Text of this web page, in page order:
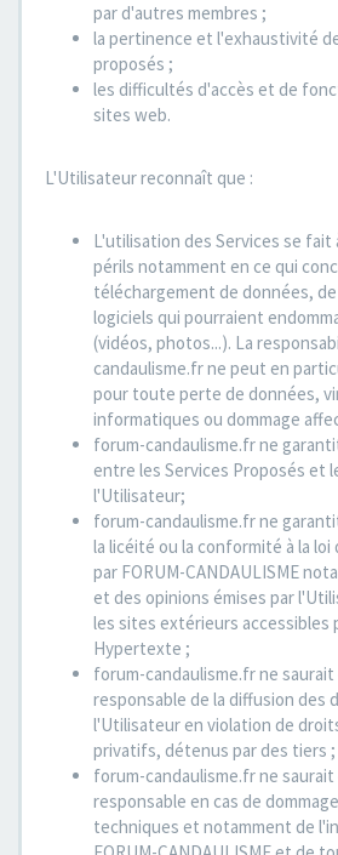
par d'autres membres ;
la pertinence et l'exhaustivité
proposés ;
les difficultés d'accès et de
sites web.
L'Utilisateur reconnaît que :
L'utilisation des Services se fait
périls notamment en ce qui
téléchargement de données,
logiciels qui pourraient
(vidéos, photos...). La
candaulisme.fr ne peut en
pour toute perte de données,
informatiques ou dommage
forum-candaulisme.fr ne
entre les Services Proposés et
l'Utilisateur;
forum-candaulisme.fr ne
la licéité ou la conformité à la
par FORUM-CANDAULISME
et des opinions émises par
les sites extérieurs accessibles
Hypertexte ;
forum-candaulisme.fr ne
responsable de la diffusion des
l'Utilisateur en violation de
privatifs, détenus par des tiers ;
forum-candaulisme.fr ne
responsable en cas de
techniques et notamment de